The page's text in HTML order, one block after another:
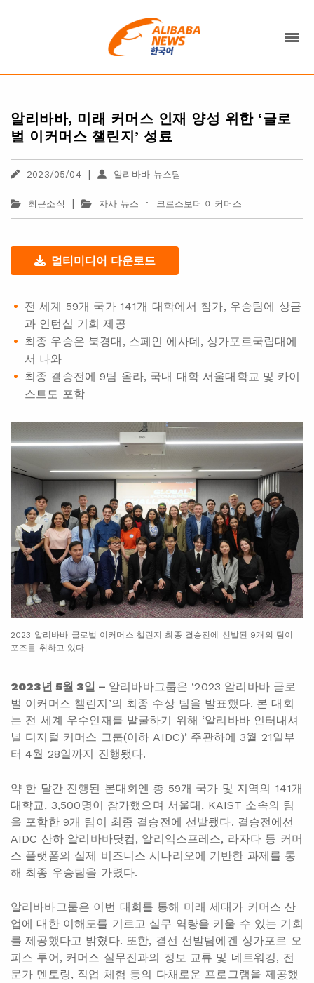
알리바바, 미래 커머스 인재 양성 위한 ‘글로
벌 이커머스 챌린지’ 성료
2023/05/04 | 알리바바 뉴스팀
최근소식 | 자사 뉴스 · 크로스보더 이커머스
멀티미디어 다운로드
전 세계 59개 국가 141개 대학에서 참가, 우승팀에 상금
과 인턴십 기회 제공
최종 우승은 북경대, 스페인 에사데, 싱가포르국립대에
서 나와
최종 결승전에 9팀 올라, 국내 대학 서울대학교 및 카이
스트도 포함
2023 알리바바 글로벌 이커머스 챌린지 최종 결승전에 선발된 9개의 팀이
포즈를 취하고 있다.
2023년 5월 3일 – 알리바바그룹은 ‘2023 알리바바 글로
벌 이커머스 챌린지’의 최종 수상 팀을 발표했다. 본 대회
는 전 세계 우수인재를 발굴하기 위해 ‘알리바바 인터내셔
널 디지털 커머스 그룹(이하 AIDC)’ 주관하에 3월 21일부
터 4월 28일까지 진행됐다.
약 한 달간 진행된 본대회엔 총 59개 국가 및 지역의 141개
대학교, 3,500명이 참가했으며 서울대, KAIST 소속의 팀
을 포함한 9개 팀이 최종 결승전에 선발됐다. 결승전에선
AIDC 산하 알리바바닷컴, 알리익스프레스, 라자다 등 커머
스 플랫폼의 실제 비즈니스 시나리오에 기반한 과제를 통
해 최종 우승팀을 가렸다.
알리바바그룹은 이번 대회를 통해 미래 세대가 커머스 산
업에 대한 이해도를 기르고 실무 역량을 키울 수 있는 기회
를 제공했다고 밝혔다. 또한, 결선 선발팀에겐 싱가포르 오
피스 투어, 커머스 실무진과의 정보 교류 및 네트워킹, 전
문가 멘토링, 직업 체험 등의 다채로운 프로그램을 제공했